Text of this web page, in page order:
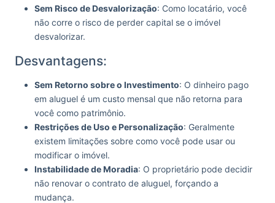
Sem Risco de Desvalorização: Como locatário, você
não corre o risco de perder capital se o imóvel
desvalorizar.
Desvantagens:
Sem Retorno sobre o Investimento: O dinheiro pago
em aluguel é um custo mensal que não retorna para
você como patrimônio.
Restrições de Uso e Personalização: Geralmente
existem limitações sobre como você pode usar ou
modificar o imóvel.
Instabilidade de Moradia: O proprietário pode decidir
não renovar o contrato de aluguel, forçando a
mudança.